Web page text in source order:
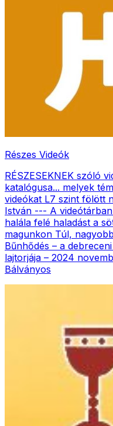
Részes Videók
RÉSZESEKNEK szóló
katalógusa... melyek
videókat L7 szint fölött
István --- A
halála felé haladást a
magunkon Túl,
Bűnhődés – a
lajtorjája – 2024
Bálványos